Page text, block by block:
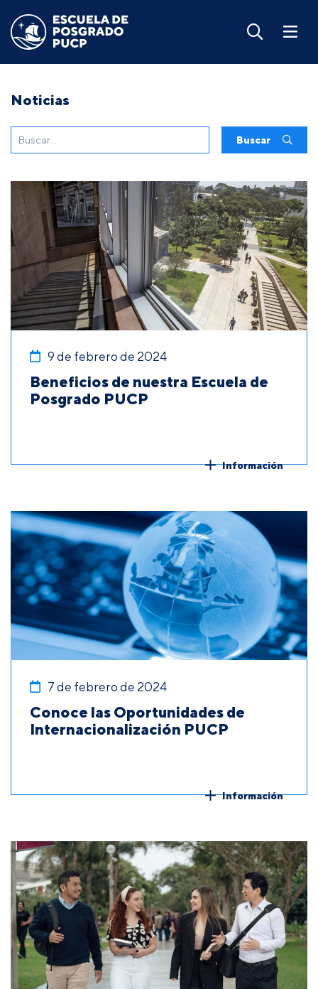
Noticias
Buscar
9 de febrero de 2024
Beneficios de nuestra Escuela de
Posgrado PUCP
Información
7 de febrero de 2024
Conoce las Oportunidades de
Internacionalización PUCP
Información